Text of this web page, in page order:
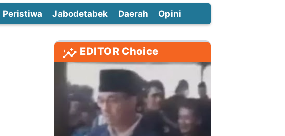
Peristiwa Jabodetabek Daerah Opini
EDITOR Choice